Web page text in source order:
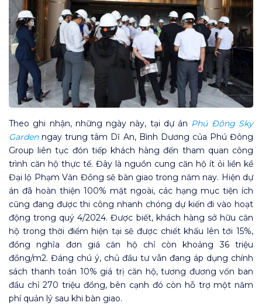
Theo ghi nhận, những ngày này, tại dự án Phú Đông Sky
Gardenngay trung tâm Dĩ An, Bình Dương của Phú Đông
Group liên tục đón tiếp khách hàng đến tham quan công
trình căn hộ thực tế. Đây là nguồn cung căn hộ ít ỏi liền kề
Đại lộ Phạm Văn Đồng sẽ bàn giao trong năm nay. Hiện dự
án đã hoàn thiện 100% mặt ngoài, các hạng mục tiện ích
cũng đang được thi công nhanh chóng dự kiến đi vào hoạt
động trong quý 4/2024. Được biết, khách hàng sở hữu căn
hộ trong thời điểm hiện tại sẽ được chiết khấu lên tới 15%,
đồng nghĩa đơn giá căn hộ chỉ còn khoảng 36 triệu
đồng/m2. Đáng chú ý, chủ đầu tư vẫn đang áp dụng chính
sách thanh toán 10% giá trị căn hộ, tương đương vốn ban
đầu chỉ 270 triệu đồng, bên cạnh đó còn hỗ trợ một năm
phí quản lý sau khi bàn giao.